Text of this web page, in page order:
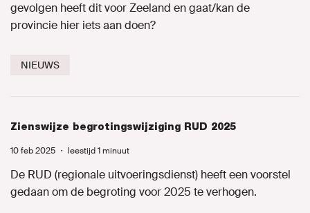
gevolgen heeft dit voor Zeeland en gaat/kan de
provincie hier iets aan doen?
NIEUWS
Zienswijze begrotingswijziging RUD 2025
10 feb 2025 ・ leestijd 1 minuut
De RUD (regionale uitvoeringsdienst) heeft een voorstel
gedaan om de begroting voor 2025 te verhogen.